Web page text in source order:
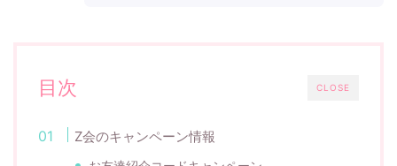
CLOSE
目次
Z会のキャンペーン情報